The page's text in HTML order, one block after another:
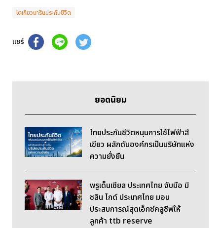
โตเกียวมารีนประกันชีวิต
แชร์
ยอดนิยม
ไทยประกันชีวิตหนุนการใช้ไฟฟ้าสี
เขียว ผลักดันองค์กรเป็นบริษัทแห่ง
ความยั่งยืน
พรูเด็นเชียล ประเทศไทย จับมือ มิ
ชลิน ไกด์ ประเทศไทย มอบ
ประสบการณ์สุดเอ็กซ์คลูซีฟให้
ลูกค้า ttb reserve